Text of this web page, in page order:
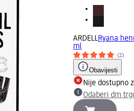
ARDELLRyana
ml
(2)
Obavijesti
Nije dostupno
Odaberi dm